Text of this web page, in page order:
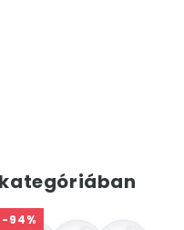
-94%